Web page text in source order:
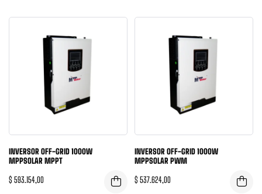
INVERSOR OFF-GRID 1000W
MPPSOLAR MPPT
$ 593.154,00
INVERSOR OFF-GRID 1000W
MPPSOLAR PWM
$ 537.624,00